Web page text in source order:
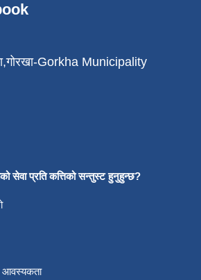
Gorkha Municipality
सेवा प्रति कत्तिको सन्तुस्ट हुनुहुन्छ?
आवस्यकता